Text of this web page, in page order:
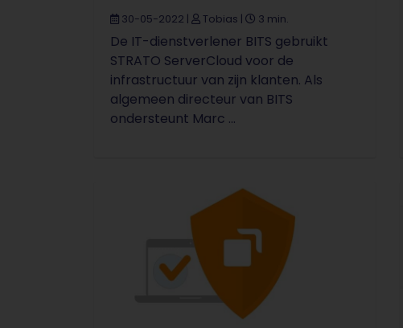
30-05-2022 Tobias 3 min.
De IT-dienstverlener BITS gebruikt
STRATO ServerCloud voor de
infrastructuur van zijn klanten. Als
algemeen directeur van BITS
ondersteunt Marc ...